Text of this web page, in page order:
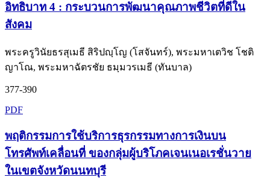
อิทธิบาท 4 : กระบวนการพัฒนาคุณภาพชีวิตที่ดีใน
สังคม
พระครูวินัยธรสุเมธี สิริปญฺโญ (โสจันทร์), พระมหาเตวิช โชติ
ญาโณ, พระมหาฉัตรชัย ธมฺมวรเมธี (ทันบาล)
377-390
PDF
พฤติกรรมการใช้บริการธุรกรรมทางการเงินบน
โทรศัพท์เคลื่อนที่ ของกลุ่มผู้บริโภคเจนเนอเรชั่นวาย
ในเขตจังหวัดนนทบุรี